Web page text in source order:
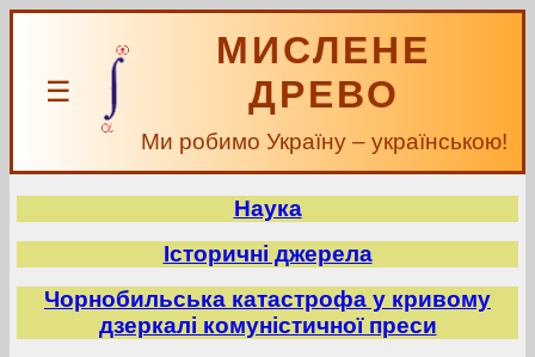
☰
МИСЛЕНЕ
ДРЕВО
Ми робимо Україну – українською!
Наука
Історичні джерела
Чорнобильська катастрофа у кривому
дзеркалі комуністичної преси